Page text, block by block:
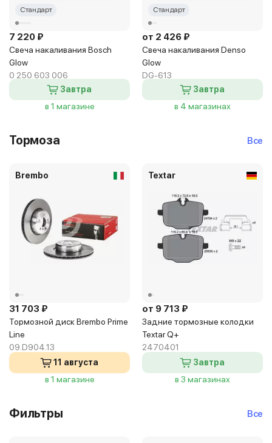
Стандарт
7 220 ₽
Свеча накаливания Bosch
Glow
0 250 603 006
Завтра
в 1 магазине
Стандарт
от 2 426 ₽
Свеча накаливания Denso
Glow
DG-613
Завтра
в 4 магазинах
Тормоза Все
Brembo
31 703 ₽
Тормозной диск Brembo Prime
Line
09.D904.13
11 августа
в 1 магазине
Textar
от 9 713 ₽
Задние тормозные колодки
Textar Q+
2470401
Завтра
в 3 магазинах
Фильтры Все